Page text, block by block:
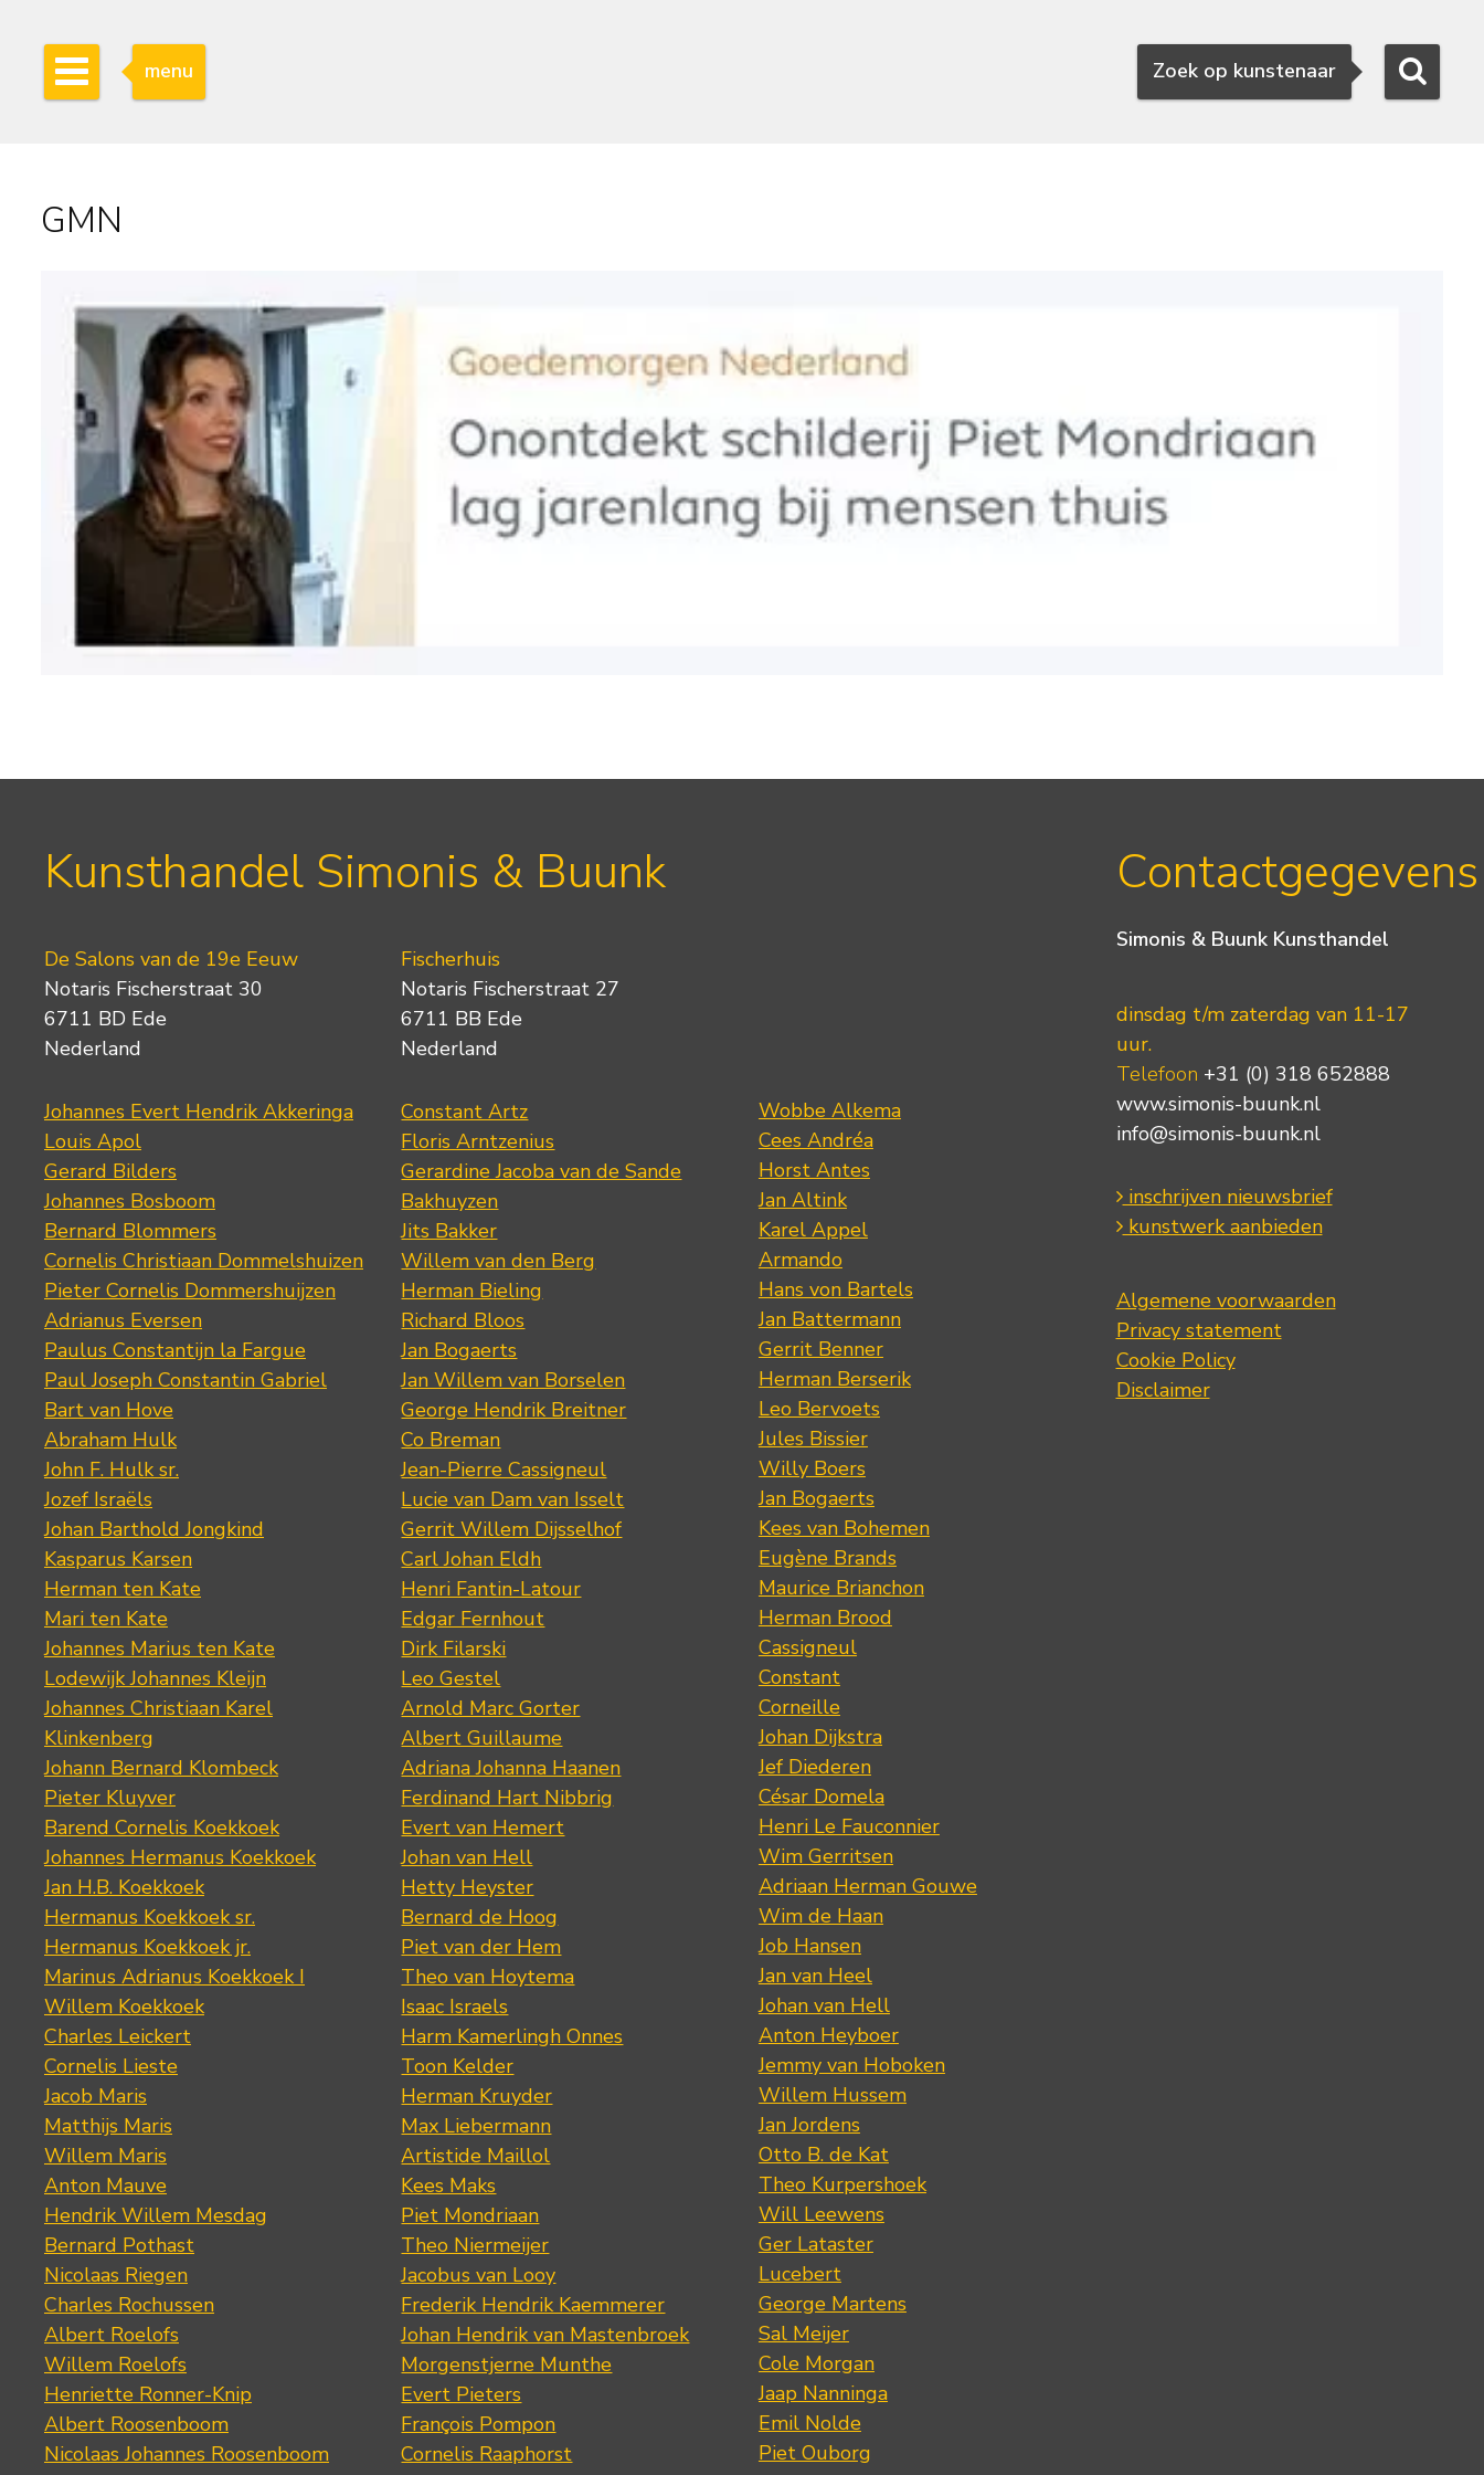
Zoeken
Zoek op kunstenaar
menu
GMN
Kunsthandel Simonis & Buunk
De Salons van de 19e Eeuw
Notaris Fischerstraat 30
6711 BD Ede
Nederland
Johannes Evert Hendrik Akkeringa
Louis Apol
Gerard Bilders
Johannes Bosboom
Bernard Blommers
Cornelis Christiaan Dommelshuizen
Pieter Cornelis Dommershuijzen
Adrianus Eversen
Paulus Constantijn la Fargue
Paul Joseph Constantin Gabriel
Bart van Hove
Abraham Hulk
John F. Hulk sr.
Jozef Israëls
Johan Barthold Jongkind
Kasparus Karsen
Herman ten Kate
Mari ten Kate
Johannes Marius ten Kate
Lodewijk Johannes Kleijn
Johannes Christiaan Karel
Klinkenberg
Johann Bernard Klombeck
Pieter Kluyver
Barend Cornelis Koekkoek
Johannes Hermanus Koekkoek
Jan H.B. Koekkoek
Hermanus Koekkoek sr.
Hermanus Koekkoek jr.
Marinus Adrianus Koekkoek I
Willem Koekkoek
Charles Leickert
Cornelis Lieste
Jacob Maris
Matthijs Maris
Willem Maris
Anton Mauve
Hendrik Willem Mesdag
Bernard Pothast
Nicolaas Riegen
Charles Rochussen
Albert Roelofs
Willem Roelofs
Henriette Ronner-Knip
Albert Roosenboom
Nicolaas Johannes Roosenboom
Fischerhuis
Notaris Fischerstraat 27
6711 BB Ede
Nederland
Constant Artz
Floris Arntzenius
Gerardine Jacoba van de Sande
Bakhuyzen
Jits Bakker
Willem van den Berg
Herman Bieling
Richard Bloos
Jan Bogaerts
Jan Willem van Borselen
George Hendrik Breitner
Co Breman
Jean-Pierre Cassigneul
Lucie van Dam van Isselt
Gerrit Willem Dijsselhof
Carl Johan Eldh
Henri Fantin-Latour
Edgar Fernhout
Dirk Filarski
Leo Gestel
Arnold Marc Gorter
Albert Guillaume
Adriana Johanna Haanen
Ferdinand Hart Nibbrig
Evert van Hemert
Johan van Hell
Hetty Heyster
Bernard de Hoog
Piet van der Hem
Theo van Hoytema
Isaac Israels
Harm Kamerlingh Onnes
Toon Kelder
Herman Kruyder
Max Liebermann
Artistide Maillol
Kees Maks
Piet Mondriaan
Theo Niermeijer
Jacobus van Looy
Frederik Hendrik Kaemmerer
Johan Hendrik van Mastenbroek
Morgenstjerne Munthe
Evert Pieters
François Pompon
Cornelis Raaphorst
Wobbe Alkema
Cees Andréa
Horst Antes
Jan Altink
Karel Appel
Armando
Hans von Bartels
Jan Battermann
Gerrit Benner
Herman Berserik
Leo Bervoets
Jules Bissier
Willy Boers
Jan Bogaerts
Kees van Bohemen
Eugène Brands
Maurice Brianchon
Herman Brood
Cassigneul
Constant
Corneille
Johan Dijkstra
Jef Diederen
César Domela
Henri Le Fauconnier
Wim Gerritsen
Adriaan Herman Gouwe
Wim de Haan
Job Hansen
Jan van Heel
Johan van Hell
Anton Heyboer
Jemmy van Hoboken
Willem Hussem
Jan Jordens
Otto B. de Kat
Theo Kurpershoek
Will Leewens
Ger Lataster
Lucebert
George Martens
Sal Meijer
Cole Morgan
Jaap Nanninga
Emil Nolde
Piet Ouborg
Contactgegevens
Simonis & Buunk Kunsthandel
dinsdag t/m zaterdag van 11-17
uur.
Telefoon +31 (0) 318 652888
www.simonis-buunk.nl
info@simonis-buunk.nl
inschrijven nieuwsbrief
kunstwerk aanbieden
Algemene voorwaarden
Privacy statement
Cookie Policy
Disclaimer